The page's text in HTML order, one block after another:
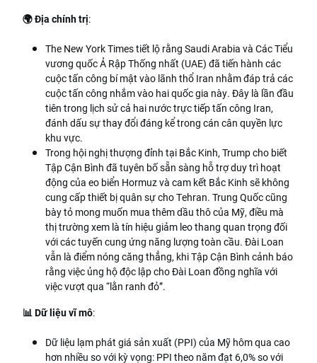
🌍 Địa chính trị:
The New York Times tiết lộ rằng Saudi Arabia và Các Tiểu
vương quốc Ả Rập Thống nhất (UAE) đã tiến hành các
cuộc tấn công bí mật vào lãnh thổ Iran nhằm đáp trả các
cuộc tấn công nhắm vào hai quốc gia này. Đây là lần đầu
tiên trong lịch sử cả hai nước trực tiếp tấn công Iran,
đánh dấu sự thay đổi đáng kể trong cán cân quyền lực
khu vực.
Trong hội nghị thượng đỉnh tại Bắc Kinh, Trump cho biết
Tập Cận Bình đã tuyên bố sẵn sàng hỗ trợ duy trì hoạt
động của eo biển Hormuz và cam kết Bắc Kinh sẽ không
cung cấp thiết bị quân sự cho Tehran. Trung Quốc cũng
bày tỏ mong muốn mua thêm dầu thô của Mỹ, điều mà
thị trường xem là tín hiệu giảm leo thang quan trọng đối
với các tuyến cung ứng năng lượng toàn cầu. Đài Loan
vẫn là điểm nóng căng thẳng, khi Tập Cận Bình cảnh báo
rằng việc ủng hộ độc lập cho Đài Loan đồng nghĩa với
việc vượt qua “lằn ranh đỏ”.
📊 Dữ liệu vĩ mô:
Dữ liệu lạm phát giá sản xuất (PPI) của Mỹ hôm qua cao
hơn nhiều so với kỳ vọng: PPI theo năm đạt 6,0% so với